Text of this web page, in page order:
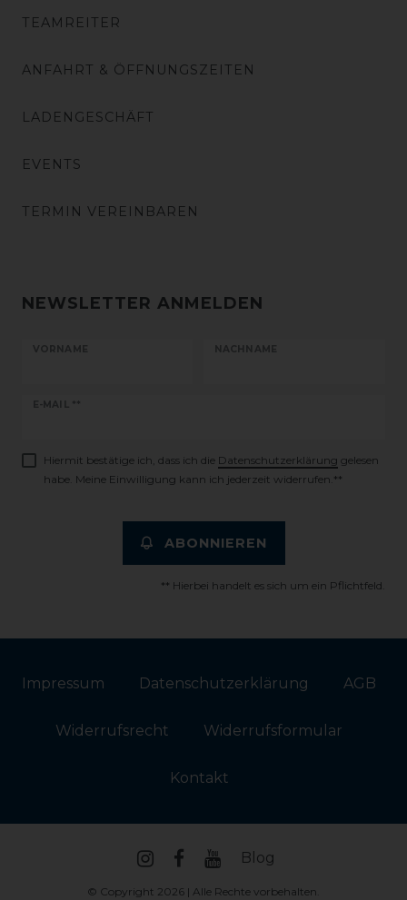
TEAMREITER
ANFAHRT & ÖFFNUNGSZEITEN
LADENGESCHÄFT
EVENTS
TERMIN VEREINBAREN
NEWSLETTER ANMELDEN
VORNAME NACHNAME
E-MAIL **
Newsletter
Hiermit bestätige ich, dass ich die Daten­schutz­erklärung gelesen
habe. Meine Einwilligung kann ich jederzeit widerrufen.**
ABONNIEREN
** Hierbei handelt es sich um ein Pflichtfeld.
Impressum Daten­schutz­erklärung AGB
Widerrufs­recht Widerrufs­formular
Kontakt
Blog
© Copyright 2026 | Alle Rechte vorbehalten.